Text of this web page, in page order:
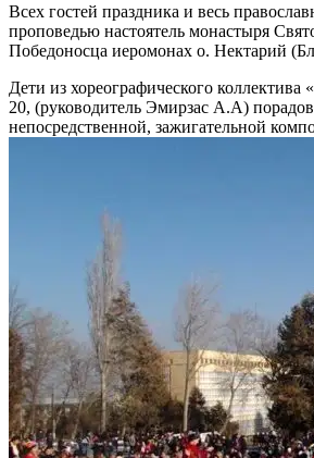
Всех гостей праздника и весь
проповедью настоятель монастыря
Победоносца иеромонах о. Нектарий
Дети из хореографического
20, (руководитель Эмирзас А.А)
непосредственной, зажигательной